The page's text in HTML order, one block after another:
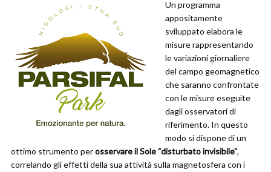
Un programma
appositamente
sviluppato elabora le
misure rappresentando
le variazioni giornaliere
del campo geomagnetico
che saranno confrontate
con le misure eseguite
dagli osservatori di
riferimento. In questo
modo si dispone di un
ottimo strumento perosservare il Sole “disturbato invisibile”,
correlando gli effetti della sua attività sulla magnetosfera con i